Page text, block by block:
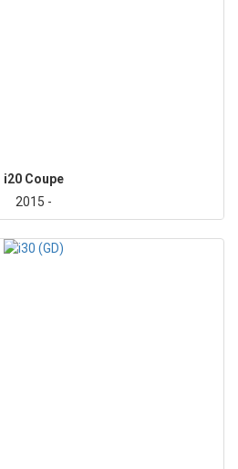
i20 Coupe
2015 -